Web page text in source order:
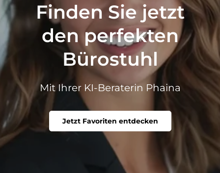
Finden Sie jetzt
den perfekten
Bürostuhl
Mit Ihrer KI-Beraterin Phaina
Jetzt Favoriten entdecken